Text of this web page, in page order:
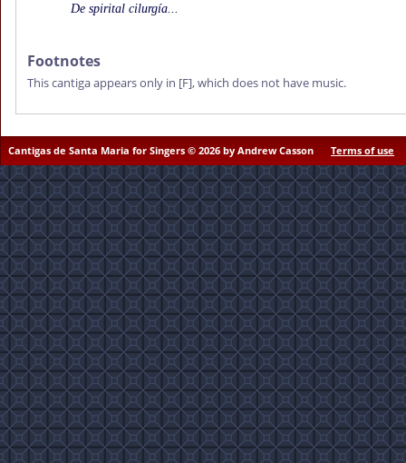
De spirital cilurgía...
Footnotes
This cantiga appears only in [F], which does not have music.
Cantigas de Santa Maria for Singers © 2026 by Andrew Casson Terms of use